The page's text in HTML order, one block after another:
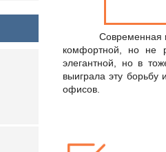
Современная
комфортной, но не
элегантной, но в
выиграла эту борьбу
офисов.